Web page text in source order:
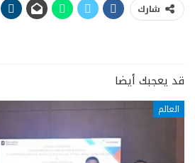
شارك
قد يعجبك أيضا
العالم